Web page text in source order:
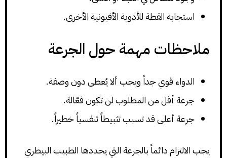
استجابة القطة للأدوية الأفيونية الأخرى.
ملاحظات مهمة حول الجرعة
الدواء قوي جداً ويجب ألا يُعطى دون وصفة.
جرعة أقل من المطلوب لن تكون فعّالة.
جرعة أعلى قد تسبب تثبيطاً تنفسياً خطيراً.
يجب الالتزام دائماً بالجرعة التي يحددها الطبيب البيطري